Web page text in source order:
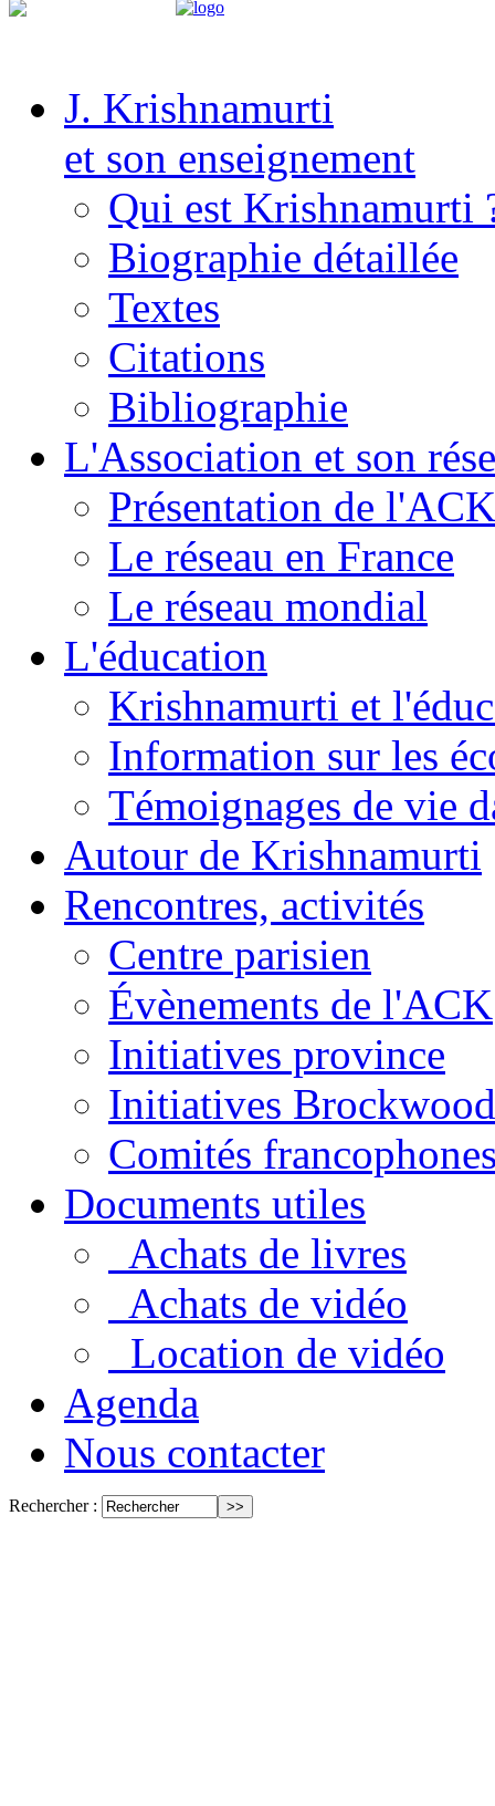
J. Krishnamurti
et son enseignement
Qui est Krishnamurti
Biographie détaillée
Textes
Citations
Bibliographie
L'Association et son
Présentation de l'ACK
Le réseau en France
Le réseau mondial
L'éducation
Krishnamurti et
Information sur les
Témoignages de vie
Autour de Krishnamurti
Rencontres, activités
Centre parisien
Évènements de l'ACK
Initiatives province
Initiatives Brockwood
Comités
Documents utiles
Achats de livres
Achats de vidéo
Location de vidéo
Agenda
Nous contacter
Rechercher :